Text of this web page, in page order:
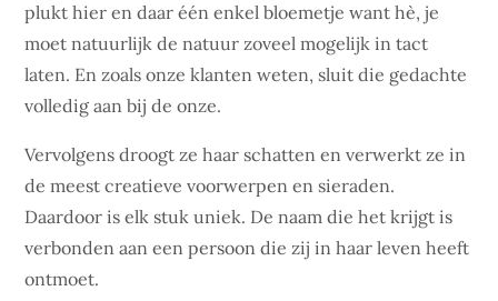
plukt hier en daar één enkel bloemetje want hè, je
moet natuurlijk de natuur zoveel mogelijk in tact
laten. En zoals onze klanten weten, sluit die gedachte
volledig aan bij de onze.
Vervolgens droogt ze haar schatten en verwerkt ze in
de meest creatieve voorwerpen en sieraden.
Daardoor is elk stuk uniek. De naam die het krijgt is
verbonden aan een persoon die zij in haar leven heeft
ontmoet.